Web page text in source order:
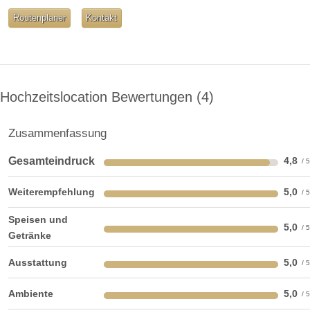
Routenplaner Kontakt
Hochzeitslocation Bewertungen 4
Zusammenfassung
Gesamteindruck 4,8
Weiterempfehlung 5,0
Speisen und
Getränke
5,0
Ausstattung 5,0
Ambiente 5,0